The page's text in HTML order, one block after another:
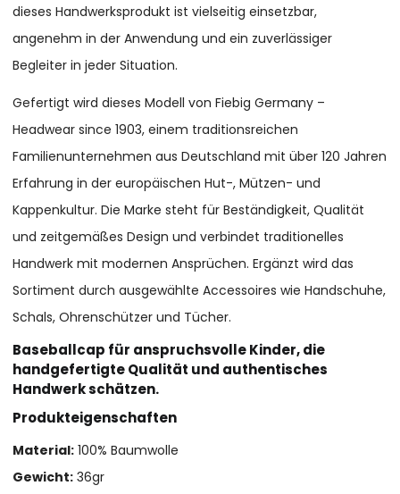
dieses Handwerksprodukt ist vielseitig einsetzbar,
angenehm in der Anwendung und ein zuverlässiger
Begleiter in jeder Situation.
Gefertigt wird dieses Modell von Fiebig Germany –
Headwear since 1903, einem traditionsreichen
Familienunternehmen aus Deutschland mit über 120 Jahren
Erfahrung in der europäischen Hut-, Mützen- und
Kappenkultur. Die Marke steht für Beständigkeit, Qualität
und zeitgemäßes Design und verbindet traditionelles
Handwerk mit modernen Ansprüchen. Ergänzt wird das
Sortiment durch ausgewählte Accessoires wie Handschuhe,
Schals, Ohrenschützer und Tücher.
Baseballcap für anspruchsvolle Kinder, die
handgefertigte Qualität und authentisches
Handwerk schätzen.
Produkteigenschaften
Material: 100% Baumwolle
Gewicht: 36gr